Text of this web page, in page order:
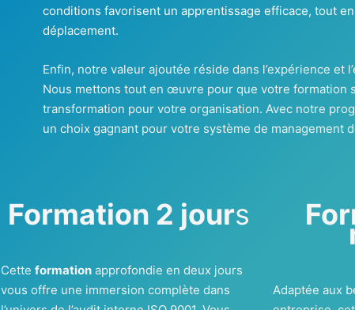
conditions favorisent un apprentissage efficace, tout
déplacement.
Enfin, notre valeur ajoutée réside dans l’expérience et
Nous mettons tout en œuvre pour que votre formation
transformation pour votre organisation. Avec notre
un choix gagnant pour votre système de management
Formation 2 jours
Cette formationapprofondie en deux jours
vous offre une immersion complète dans
Adaptée aux